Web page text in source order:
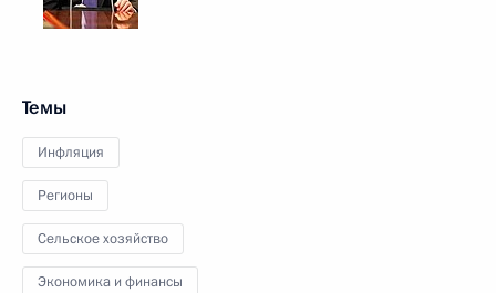
Темы
Инфляция
Регионы
Сельское хозяйство
Экономика и финансы